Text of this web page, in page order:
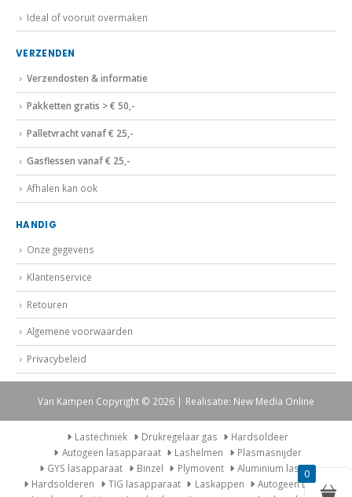
Ideal of vooruit overmaken
VERZENDEN
Verzendosten & informatie
Pakketten gratis > € 50,-
Palletvracht vanaf € 25,-
Gasflessen vanaf € 25,-
Afhalen kan ook
HANDIG
Onze gegevens
Klantenservice
Retouren
Algemene voorwaarden
Privacybeleid
Van Kampen Copyright © 2026 | Realisatie: New Media Online
Lastechniek Drukregelaar gas
Hardsoldeer
Autogeen lasapparaat
Lashelmen
Plasmasnijder
GYS lasapparaat
Binzel Plymovent
Aluminium lassen
Hardsolderen
TIG lasapparaat Laskappen
Autogeen Lasset
0